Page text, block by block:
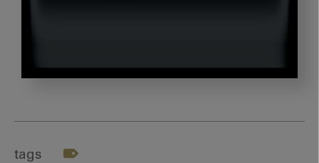
tags